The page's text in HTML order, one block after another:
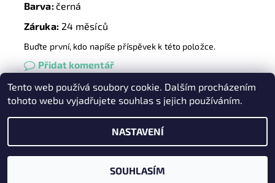
Barva:černá
Záruka:24 měsíců
Buďte první, kdo napíše příspěvek k této položce.
Přidat komentář
Heureka.cz | Zboží.cz Oázakabelek
2026 © Kabelky pro Vás, všechna práva vyhrazena
Vytvořil Shoptet
Tento web používá soubory cookie. Dalším procházením
tohoto webu vyjadřujete souhlas s jejich používáním.
NASTAVENÍ
SOUHLASÍM